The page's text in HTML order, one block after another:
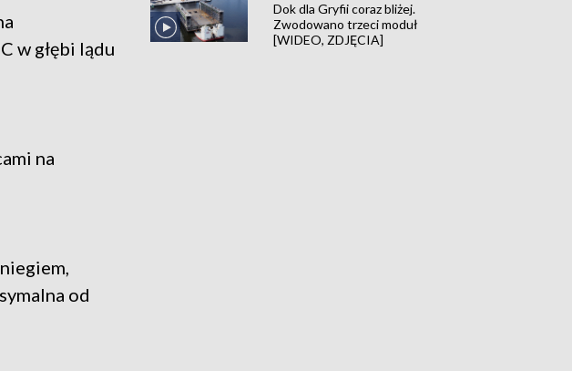
w głębi lądu
na
od
Dok dla Gryfii coraz bliżej.
Zwodowano trzeci moduł
[WIDEO, ZDJĘCIA]